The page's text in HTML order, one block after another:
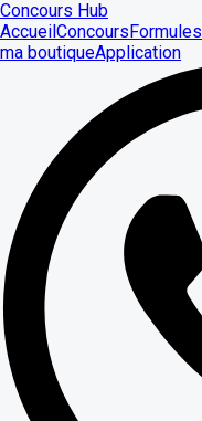
Concours Hub
AccueilConcoursFormules
ma boutiqueApplication